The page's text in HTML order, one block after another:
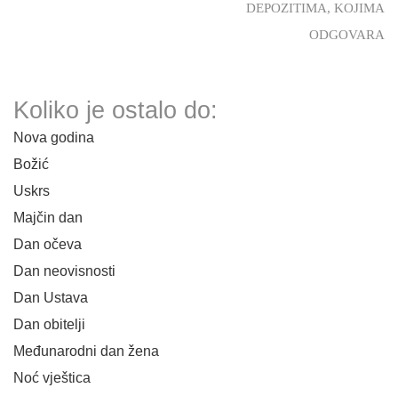
DEPOZITIMA, KOJIMA
ODGOVARA
Koliko je ostalo do:
Nova godina
Božić
Uskrs
Majčin dan
Dan očeva
Dan neovisnosti
Dan Ustava
Dan obitelji
Međunarodni dan žena
Noć vještica